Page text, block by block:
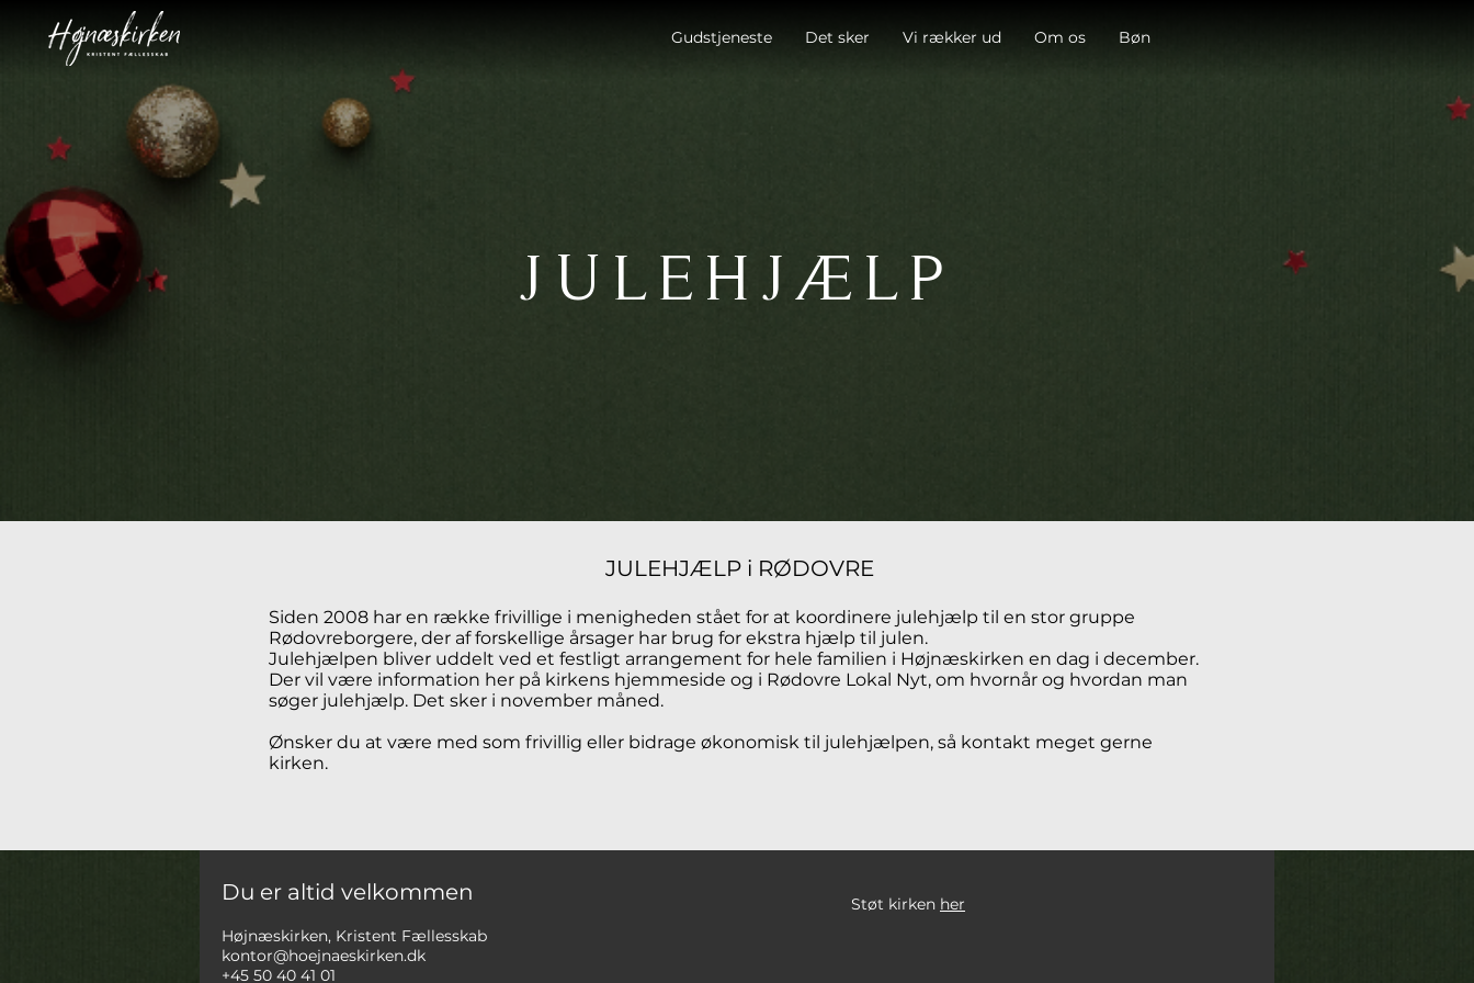
Gudstjeneste Det sker Vi rækker ud Om os Bøn
JULEHJÆLP
JULEHJÆLP i RØDOVRE
Siden 2008 har en række frivillige i menigheden stået for at koordinere julehjælp til en stor gruppe
Rødovreborgere, der af forskellige årsager har brug for ekstra hjælp til julen.
Julehjælpen bliver uddelt ved et festligt arrangement for hele familien i Højnæskirken en dag i december.
Der vil være information her på kirkens hjemmeside og i Rødovre Lokal Nyt, om hvornår og hvordan man
søger julehjælp. Det sker i november måned.
Ønsker du at være med som frivillig eller bidrage økonomisk til julehjælpen, så kontakt meget gerne
kirken.
Du er altid velkommen
Højnæskirken, Kristent Fællesskab
kontor@hoejnaeskirken.dk
+45 50 40 41 01
Støt kirken her